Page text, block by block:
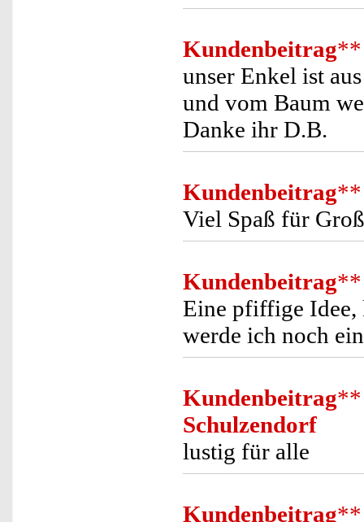
Kundenbeitrag**
unser Enkel ist
und vom Baum
Danke ihr D.B.
Kundenbeitrag**
Viel Spaß für
Kundenbeitrag**
Eine pfiffige Idee,
werde ich noch
Kundenbeitrag**
Schulzendorf
lustig für alle
Kundenbeitrag**